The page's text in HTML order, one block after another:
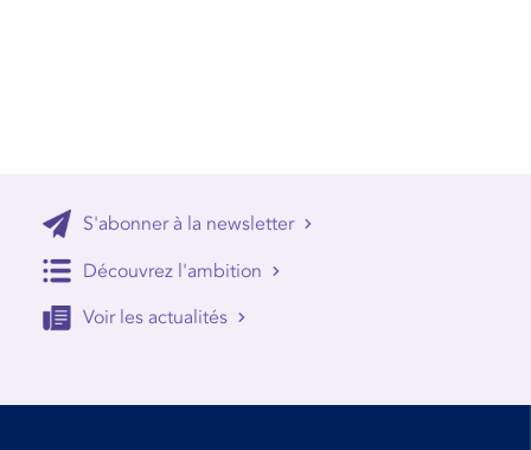
S'abonner à la newsletter
Découvrez l'ambition
Voir les actualités